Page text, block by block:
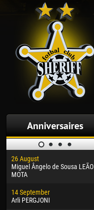
Anniversaires
26 August
Miguel Ângelo de Sousa LEÃO
MOTA
14 September
Arli PERGJONI